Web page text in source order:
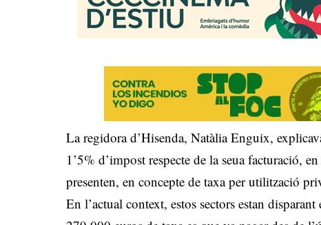
La regidora d’Hisenda, Natàlia Enguix,
1’5% d’impost respecte de la seua facturació,
presenten, en concepte de taxa per utilització
En l’actual context, estos sectors estan